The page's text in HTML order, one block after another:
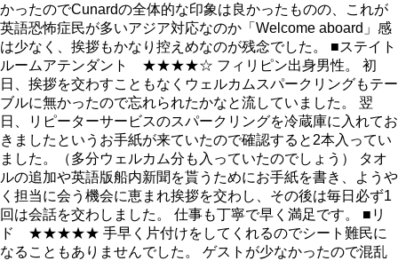
かったのでCunardの全体的な印象は良かったものの、これが
英語恐怖症民が多いアジア対応なのか「Welcome aboard」感
は少なく、挨拶もかなり控えめなのが残念でした。 ■ステイト
ルームアテンダント ★★★★☆ フィリピン出身男性。 初
日、挨拶を交わすこともなくウェルカムスパークリングもテー
ブルに無かったので忘れられたかなと流していました。 翌
日、リピーターサービスのスパークリングを冷蔵庫に入れてお
きましたというお手紙が来ていたので確認すると2本入ってい
ました。（多分ウェルカム分も入っていたのでしょう） タオ
ルの追加や英語版船内新聞を貰うためにお手紙を書き、ようや
く担当に会う機会に恵まれ挨拶を交わし、その後は毎日必ず1
回は会話を交わしました。 仕事も丁寧で早く満足です。 ■リ
ド ★★★★★ 手早く片付けをしてくれるのでシート難民に
なることもありませんでした。 ゲストが少なかったので混乱